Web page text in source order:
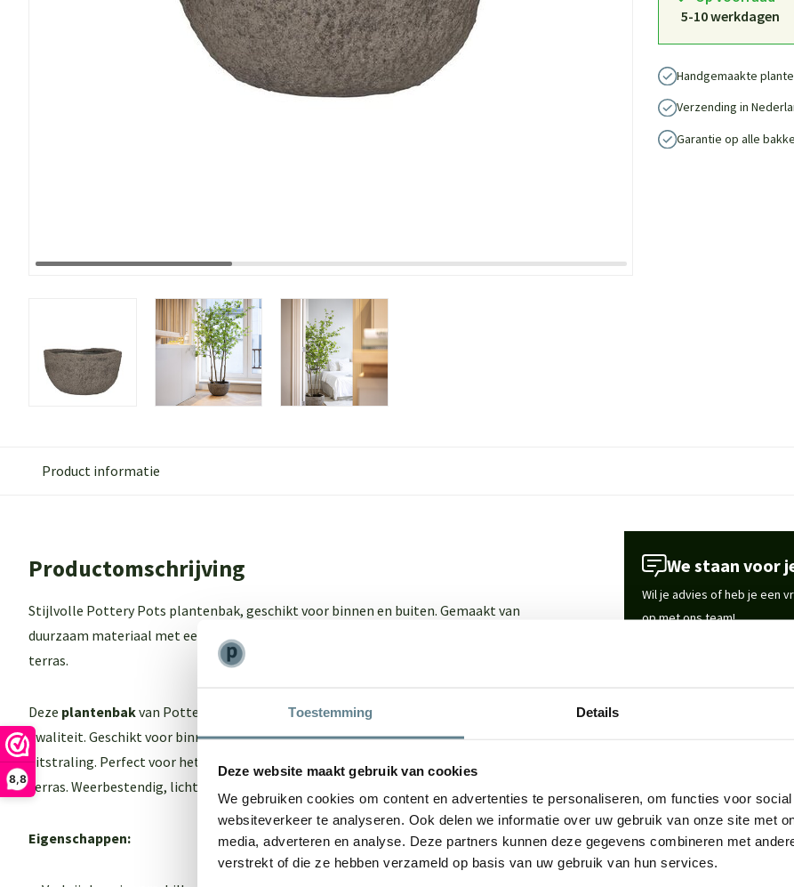
Toestemming Details
Deze website maakt gebruik van cookies
We gebruiken cookies om content en advertenties te personaliseren, om functies voor
websiteverkeer te analyseren. Ook delen we informatie over uw gebruik van onze site met
media, adverteren en analyse. Deze partners kunnen deze gegevens combineren met
verstrekt of die ze hebben verzameld op basis van uw gebruik van hun services.
8,8
5-10 werkdagen
Handgemaakte
Verzending in
Garantie op alle
Product informatie
Productomschrijving
Stijlvolle Pottery Pots plantenbak, geschikt voor binnen en buiten. Gemaakt van
duurzaam materiaal met een moderne uitstraling. Perfect voor elke woonruimte, tuin of
terras.
Deze plantenbakvan Pottery pots combineert tijdloos design met hoogwaardige
kwaliteit. Geschikt voor binnen en buiten, gemaakt van duurzaam materiaal met een luxe
uitstraling. Perfect voor het stijlvol presenteren van planten in huis, tuin of op het
terras. Weerbestendig, licht van gewicht en zeer eenvoudig te onderhouden.
Eigenschappen:
We staan voor
Wil je advies of heb je een
op met ons team!
Vorm